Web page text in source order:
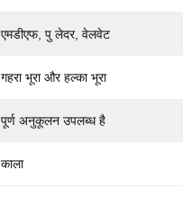
एमडीएफ, पु लेदर, वेलवेट
गहरा भूरा और हल्का भूरा
पूर्ण अनुकूलन उपलब्ध है
काला